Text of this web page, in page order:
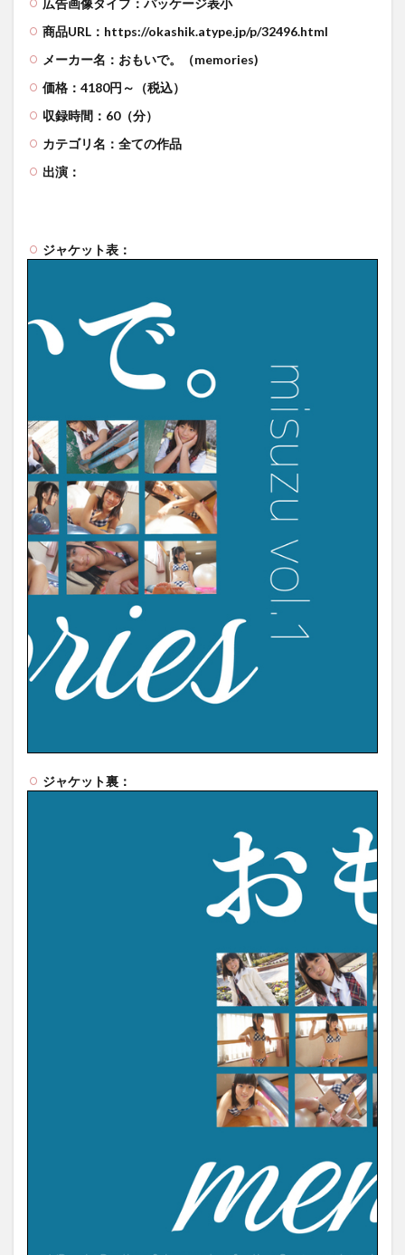
広告画像タイプ：パッケージ表小
商品URL：https://okashik.atype.jp/p/32496.html
メーカー名：おもいで。（memories)
価格：4180円～（税込）
収録時間：60（分）
カテゴリ名：全ての作品
出演：
ジャケット表：
ジャケット裏：